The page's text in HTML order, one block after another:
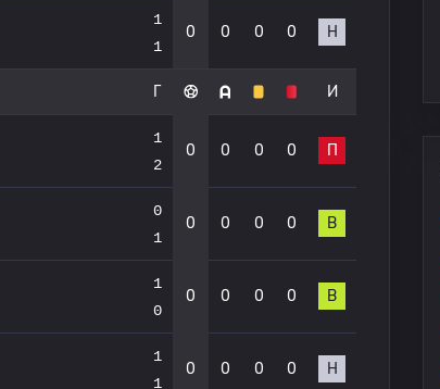
1
1
0 0 0 0 Н
Г И
1
2
0 0 0 0 П
0
1
0 0 0 0 В
1
0
0 0 0 0 В
1
1
0 0 0 0 Н